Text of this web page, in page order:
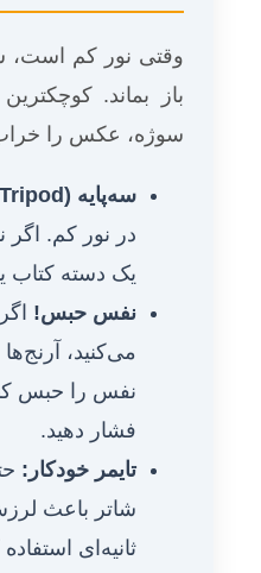
وقتی نور کم است،
باز بماند.
سوژه، عکس را
سه‌پایه (Tripod):
در نور کم. اگر
یک دسته کتاب
نفس حبس!
می‌کنید، آرنج‌ها
نفس را حبس
فشار دهید.
تایمر خودکار:
ثانیه‌ای